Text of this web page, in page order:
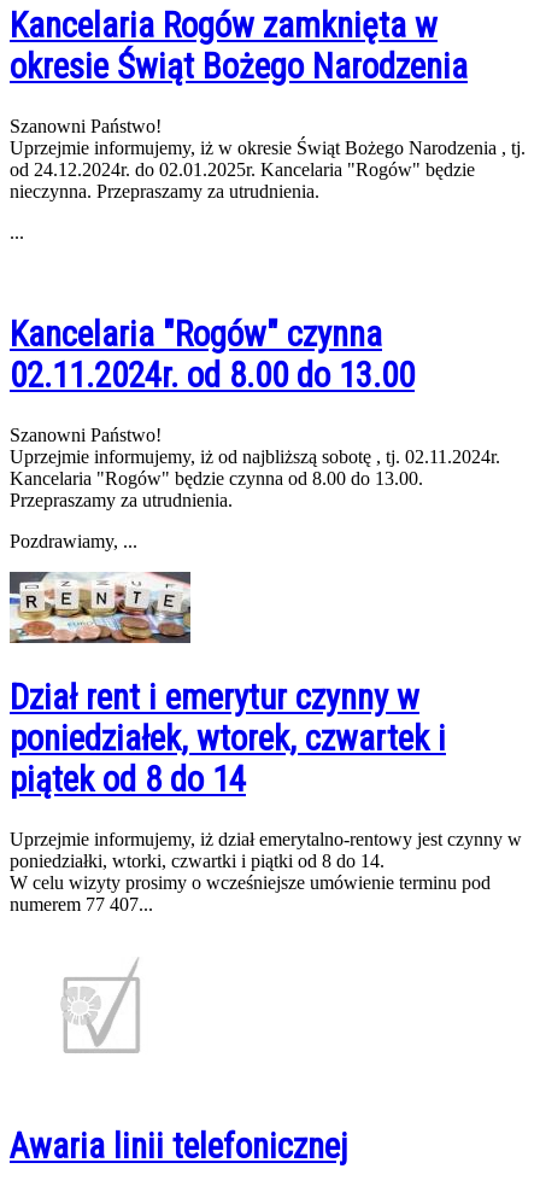
Kancelaria Rogów zamknięta w
okresie Świąt Bożego Narodzenia
Szanowni Państwo!
Uprzejmie informujemy, iż w okresie Świąt Bożego Narodzenia , tj.
od 24.12.2024r. do 02.01.2025r. Kancelaria "Rogów" będzie
nieczynna. Przepraszamy za utrudnienia.
...
Kancelaria "Rogów" czynna
02.11.2024r. od 8.00 do 13.00
Szanowni Państwo!
Uprzejmie informujemy, iż od najbliższą sobotę , tj. 02.11.2024r.
Kancelaria "Rogów" będzie czynna od 8.00 do 13.00.
Przepraszamy za utrudnienia.
Pozdrawiamy, ...
Dział rent i emerytur czynny w
poniedziałek, wtorek, czwartek i
piątek od 8 do 14
Uprzejmie informujemy, iż dział emerytalno-rentowy jest czynny w
poniedziałki, wtorki, czwartki i piątki od 8 do 14.
W celu wizyty prosimy o wcześniejsze umówienie terminu pod
numerem 77 407...
Awaria linii telefonicznej